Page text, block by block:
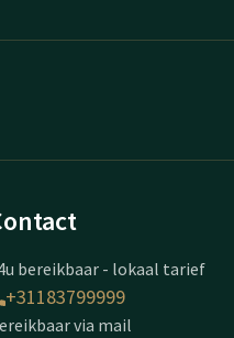
bereikbaar - lokaal tarief
+31183799999
via mail